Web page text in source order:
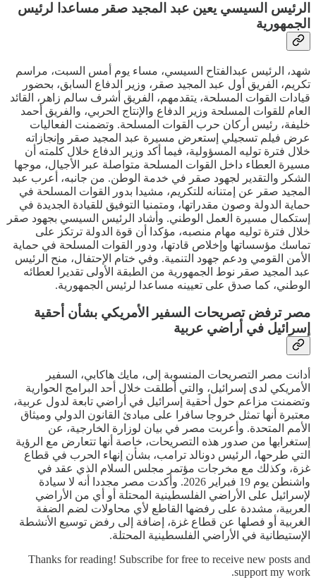
الرئيس السيسي يعين عبد المجيد صقر مساعدا لرئيس
الجمهورية
شهد، الرئيس عبدالفتاح السيسي، مساء يوم أمس السبت، مراسم
تكريم، الفريق أول عبد المجيد صقر، وزير الدفاع السابق، بحضور
قيادات القوات المسلحة، يتقدمهم، الفريق أشرف سالم زاهر، القائد
العام للقوات المسلحة وزير الدفاع والإنتاج الحربي، والفريق أحمد
خليفة، رئيس أركان حرب القوات المسلحة. وتضمنت الفعاليات
عرض فيلم تسجيلي إستعرض مسيرة عبد المجيد صقر وإنجازاته
خلال فترة توليه المسؤولية، فيما أكد وزير الدفاع خلال كلمته أن
مسيرة العطاء داخل القوات المسلحة متواصلة عبر الأجيال، موجها
الشكر والتقدير لجهود صقر في خدمة الوطن. من جانبه، أعرب عبد
المجيد صقر عن إمتنانه للتكريم، مشيدا بدور القوات المسلحة في
حماية الدولة وصون مقدراتها، ومتمنيا التوفيق للقيادة الجديدة في
إستكمال مسيرة العمل الوطني. وأشاد الرئيس السيسي بجهود صقر
خلال فترة توليه مهام منصبه، مؤكدا أن قوة الدولة ترتكز على
تماسك مؤسساتها وإخلاص قادتها، ودور القوات المسلحة في حماية
الأمن القومي ودعم جهود التنمية. وفي ختام الإحتفال، منح الرئيس
عبد المجيد صقر نوط الجمهورية من الطبقة الأولى تقديرا لعطائه
الوطني، كما صدق على تعيينه مساعدا لرئيس الجمهورية.
مصر ترفض تصريحات السفير الأمريكي بشأن أحقية
إسرائيل في أراضي عربية
أدانت مصر التصريحات المنسوبة إلى، مايك هاكابي، السفير
الأمريكي لدى إسرائيل، والتي أطلقت خلال أحد البرامج الحوارية
وتضمنت مزاعم حول أحقية إسرائيل في أراضي تابعة لدول عربية،
معتبرة أنها تمثل خروجا سافرا على مبادئ القانون الدولي وميثاق
الأمم المتحدة. وأعربت مصر في بيان لوزارة الخارجية، عن
إستغرابها من صدور هذه التصريحات، خاصة أنها تتعارض مع الرؤية
التي طرحها، الرئيس دونالد ترامب، بشأن إنهاء الحرب في قطاع
غزة، وكذلك مع مخرجات مؤتمر مجلس السلام الذي عقد في
واشنطن يوم 19 فبراير 2026. وأكدت مصر مجددا أنه لا سيادة
لإسرائيل على الأراضي الفلسطينية المحتلة أو أي من الأراضي
العربية، مشددة على رفضها القاطع لأي محاولات لضم الضفة
الغربية أو فصلها عن قطاع غزة، إضافة إلى رفض توسيع الأنشطة
الإستيطانية في الأراضي الفلسطينية المحتلة.
Thanks for reading! Subscribe for free to receive new posts and
support my work.